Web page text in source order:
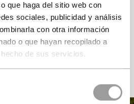
que haga del sitio web con
sociales, publicidad y análisis
con otra información
o que hayan recopilado a
de sus servicios.